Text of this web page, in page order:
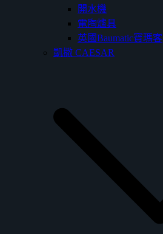
開水機
電陶爐具
英國Baumatic寶瑪客
凱撒 CAESAR